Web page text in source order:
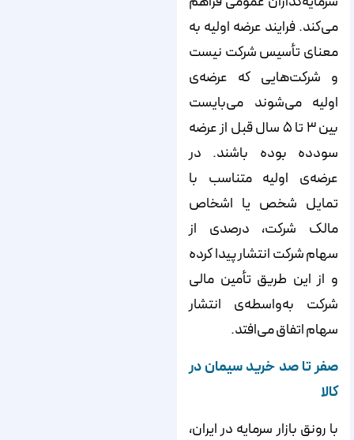
می‌‌‌‌‌‌‌‌‌‌‌‌‌‌‌‌‌‌‌‌‌‌‌‌‌‌‌‌‌‌‌‌‌‌‌‌‌‌‌‌‌‌‌‌‌‌‌‌‌‌‌‌‌‌‌‌‌کند. فرایند عرضه اولیه به
معنای تأسیس شرکت نیست
و شرکت‌‌‌‌‌‌‌‌‌‌‌‌‌‌‌‌‌‌‌‌‌‌‌‌‌‌‌‌‌‌‌‌‌‌‌‌‌‌‌‌‌‌‌‌‌‌‌‌‌‌‌‌‌‌‌‌‌هایی که عرضه‌‌‌‌‌‌‌‌‌‌‌‌‌‌‌‌‌‌‌‌‌‌‌‌‌‌‌‌‌‌‌‌‌‌‌‌‌‌‌‌‌‌‌‌‌‌‌‌‌‌‌‌‌‌‌‌‌ی
اولیه می‌‌‌‌‌‌‌‌‌‌‌‌‌‌‌‌‌‌‌‌‌‌‌‌‌‌‌‌‌‌‌‌‌‌‌‌‌‌‌‌‌‌‌‌‌‌‌‌‌‌‌‌‌‌‌‌‌شوند می‌‌‌‌‌‌‌‌‌‌‌‌‌‌‌‌‌‌‌‌‌‌‌‌‌‌‌‌‌‌‌‌‌‌‌‌‌‌‌‌‌‌‌‌‌‌‌‌‌‌‌‌‌‌‌‌‌بایست
بین ۳ تا ۵ سال قبل از عرضه
سودده بوده باشند. در
عرضه‌‌‌‌‌‌‌‌‌‌‌‌‌‌‌‌‌‌‌‌‌‌‌‌‌‌‌‌‌‌‌‌‌‌‌‌‌‌‌‌‌‌‌‌‌‌‌‌‌‌‌‌‌‌‌‌‌ی اولیه متناسب با
تمایل شخص یا اشخاص
مالک شرکت، درصدی از
سهام شرکت انتشار پیدا کرده
و از این طریق تأمین مالی
شرکت به‌واسطه‌‌‌‌‌‌‌‌‌‌‌‌‌‌‌‌‌‌‌‌‌‌‌‌‌‌‌‌‌‌‌‌‌‌‌‌‌‌‌‌‌‌‌‌‌‌‌‌‌‌‌‌‌‌‌‌‌ی انتشار
سهام اتفاق می‌‌‌‌‌‌‌‌‌‌‌‌‌‌‌‌‌‌‌‌‌‌‌‌‌‌‌‌‌‌‌‌‌‌‌‌‌‌‌‌‌‌‌‌‌‌‌‌‌‌‌‌‌‌‌‌‌افتد.
صفر تا صد خرید سیمان در
کالا
با رونق بازار سرمایه در ایران،